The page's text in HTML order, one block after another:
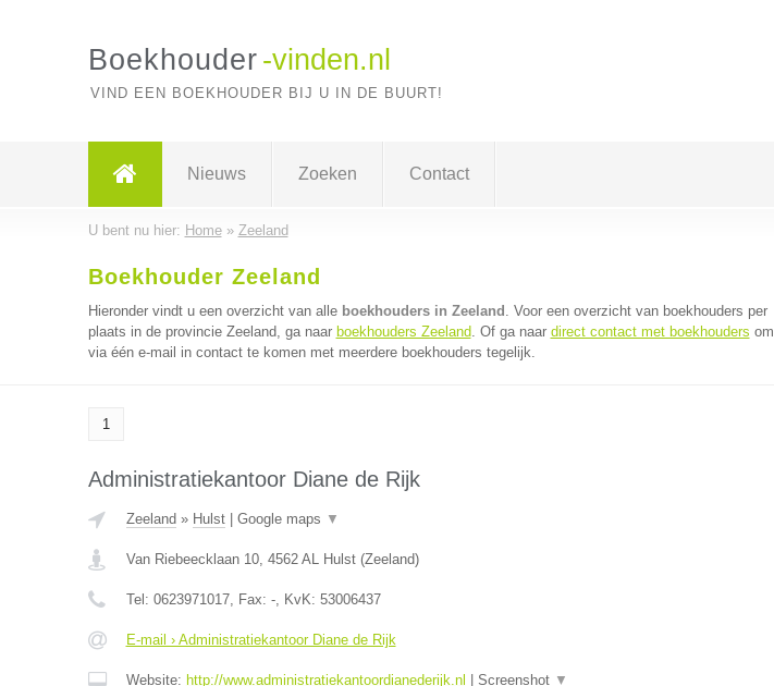
Boekhouder -vinden.nl
VIND EEN BOEKHOUDER BIJ U IN DE BUURT!
Nieuws Zoeken Contact
U bent nu hier: Home» Zeeland
Boekhouder Zeeland
Hieronder vindt u een overzicht van alle boekhouders in Zeeland . Voor een overzicht van boekhouders per
plaats in de provincie Zeeland, ga naar boekhouders Zeeland. Of ga naar direct contact met boekhouders om
via één e-mail in contact te komen met meerdere boekhouders tegelijk.
1
Administratiekantoor Diane de Rijk
Zeeland » Hulst| Google maps ▼
Van Riebeecklaan 10, 4562 AL Hulst(Zeeland)
Tel: 0623971017, Fax: -, KvK: 53006437
E-mail › Administratiekantoor Diane de Rijk
Website: http://www.administratiekantoordianederijk.nl Screenshot ▼